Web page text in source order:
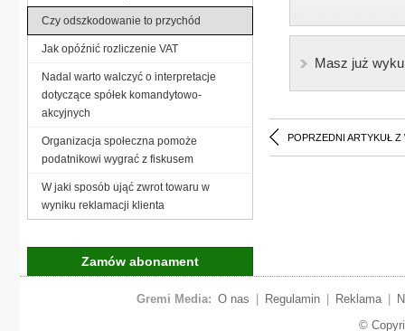
Masz już
POPRZEDNI ARTYKUŁ Z
Czy odszkodowanie to przychód
Jak opóźnić rozliczenie VAT
Nadal warto walczyć o interpretacje
dotyczące spółek komandytowo-
akcyjnych
Organizacja społeczna pomoże
podatnikowi wygrać z fiskusem
W jaki sposób ująć zwrot towaru w
wyniku reklamacji klienta
Zamów abonament
Gremi Media: O nas Regulamin Reklama
©